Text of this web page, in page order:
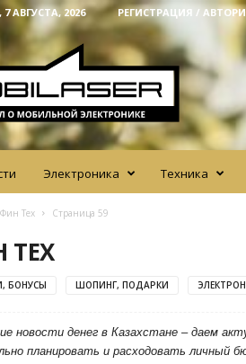
АВГУСТА, 2026 РЕГИСТРАЦИЯ /
Электроника Техника
Фин Тех Страница 59
ТЕХ
БОНУСЫ ШОПИНГ, ПОДАРКИ
новости денег в Казахстане – даем
планировать и расходовать